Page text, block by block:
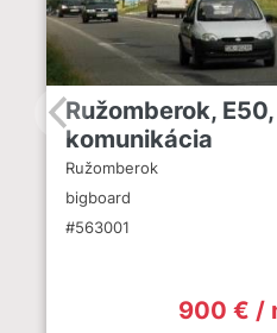
Ružomberok,
komunikácia
Ružomberok
bigboard
#563001
900 € /